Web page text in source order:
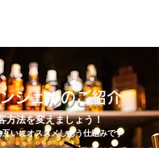
シェルのご紹介
方法を変えましょう！
いにオススメしあう仕組みです